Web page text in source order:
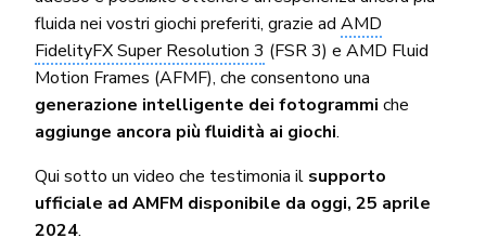
fluida nei vostri giochi preferiti, grazie adAMD
FidelityFX Super Resolution 3 (FSR 3) e AMD Fluid
Motion Frames (AFMF), che consentono una
generazione intelligente dei fotogrammi che
aggiunge ancora più fluidità ai giochi.
Qui sotto un video che testimonia il supporto
ufficiale ad AMFM disponibile da oggi, 25 aprile
2024.